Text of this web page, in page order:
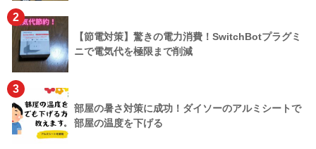
2
【節電対策】驚きの電力消費！SwitchBotプラグミ
ニで電気代を極限まで削減
3
部屋の暑さ対策に成功！ダイソーのアルミシートで
部屋の温度を下げる